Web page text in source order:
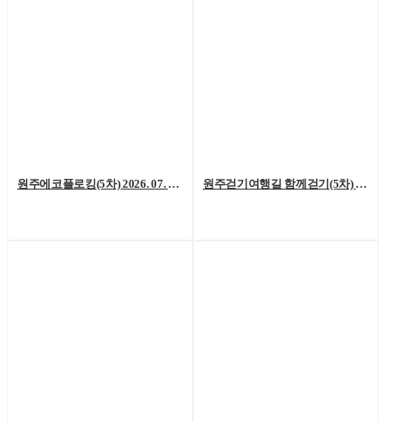
원주에코플로킹(5차) 2026. 07. 18. (토) 원주걷기여행길 함께걷기(5차) 2026. 7. 11.(토)